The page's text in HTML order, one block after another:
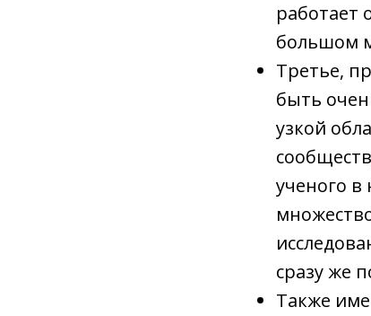
работает
большом
Третье,
быть
узкой
ученого в
сразу же
Также